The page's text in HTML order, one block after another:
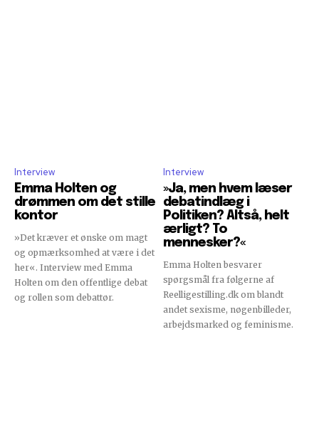
Interview
Emma Holten og
drømmen om det stille
kontor
»Det kræver et ønske om magt
og opmærksomhed at være i det
her«. Interview med Emma
Holten om den offentlige debat
og rollen som debattør.
Interview
»Ja, men hvem læser
debatindlæg i
Politiken? Altså, helt
ærligt? To
mennesker?«
Emma Holten besvarer
spørgsmål fra følgerne af
Reelligestilling.dk om blandt
andet sexisme, nøgenbilleder,
arbejdsmarked og feminisme.